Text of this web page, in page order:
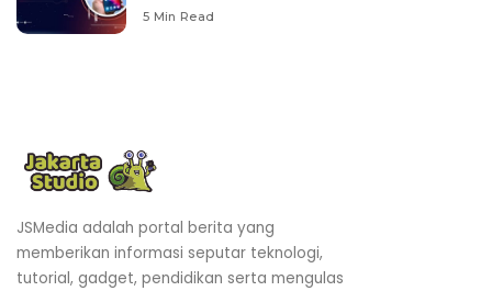
5 Min Read
JSMedia adalah portal berita yang
memberikan informasi seputar teknologi,
tutorial, gadget, pendidikan serta mengulas